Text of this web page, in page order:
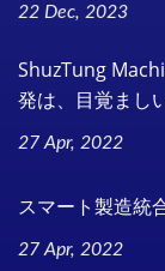
22 Dec, 2023
ShuzTung
発は、目覚まし
27 Apr, 2022
スマート製造統
27 Apr, 2022